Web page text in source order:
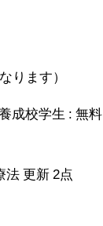
ります）
成校学生 : 無
法 更新 2点